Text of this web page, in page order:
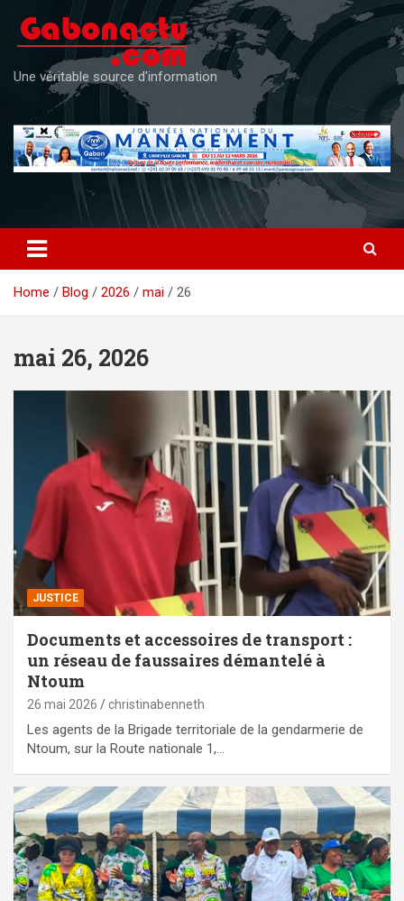
content
Une véritable source d'information
Home Blog 2026 mai 26
mai 26, 2026
JUSTICE
Documents et accessoires de transport :
un réseau de faussaires démantelé à
Ntoum
26 mai 2026 christinabenneth
Les agents de la Brigade territoriale de la gendarmerie de
Ntoum, sur la Route nationale 1,…